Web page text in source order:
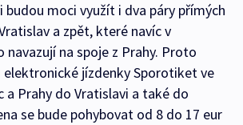
budou moci využít i dva páry přímých
a zpět, které navíc v
navazují na spoje z Prahy. Proto
elektronické jízdenky Sporotiket ve
a Prahy do Vratislavi a také do
se bude pohybovat od 8 do 17 eur